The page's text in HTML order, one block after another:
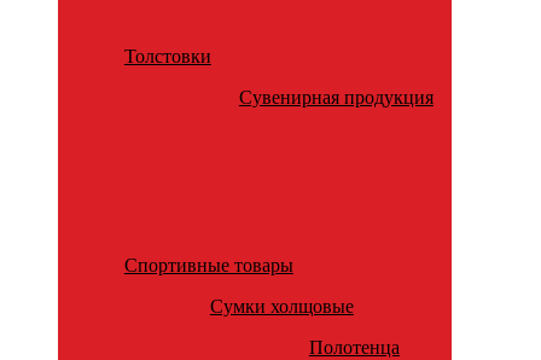
Толстовки
Сувенирная продукция
Спортивные товары
Сумки холщовые
Полотенца